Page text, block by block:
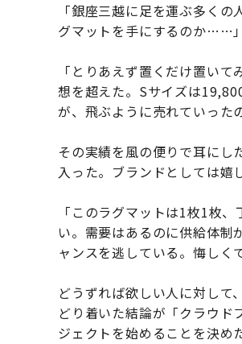
「銀座三越に足を運ぶ多く
グマットを手にするのか……
「とりあえず置くだけ置い
想を超えた。Sサイズは
が、飛ぶように売れていった
その実績を風の便りで耳にし
入った。ブランドとしては嬉
「このラグマットは1枚1枚
い。需要はあるのに供給体制
ャンスを逃している。悔しく
どうずれば欲しい人に対し
どり着いた結論が「クラウ
ジェクトを始めることを決め